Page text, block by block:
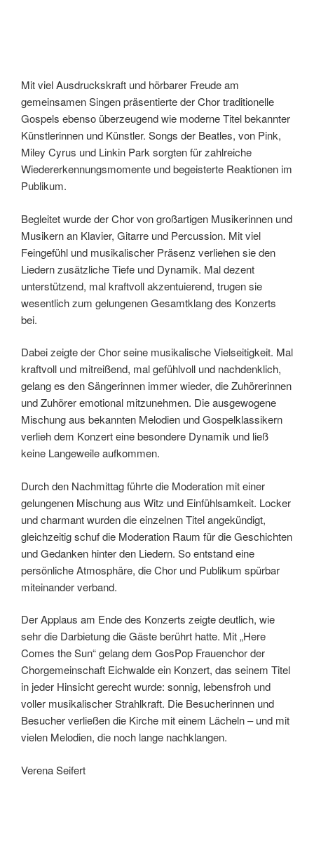
Mit viel Ausdruckskraft und hörbarer Freude am
gemeinsamen Singen präsentierte der Chor traditionelle
Gospels ebenso überzeugend wie moderne Titel bekannter
Künstlerinnen und Künstler. Songs der Beatles, von Pink,
Miley Cyrus und Linkin Park sorgten für zahlreiche
Wiedererkennungsmomente und begeisterte Reaktionen im
Publikum.
Begleitet wurde der Chor von großartigen Musikerinnen und
Musikern an Klavier, Gitarre und Percussion. Mit viel
Feingefühl und musikalischer Präsenz verliehen sie den
Liedern zusätzliche Tiefe und Dynamik. Mal dezent
unterstützend, mal kraftvoll akzentuierend, trugen sie
wesentlich zum gelungenen Gesamtklang des Konzerts
bei.
Dabei zeigte der Chor seine musikalische Vielseitigkeit. Mal
kraftvoll und mitreißend, mal gefühlvoll und nachdenklich,
gelang es den Sängerinnen immer wieder, die Zuhörerinnen
und Zuhörer emotional mitzunehmen. Die ausgewogene
Mischung aus bekannten Melodien und Gospelklassikern
verlieh dem Konzert eine besondere Dynamik und ließ
keine Langeweile aufkommen.
Durch den Nachmittag führte die Moderation mit einer
gelungenen Mischung aus Witz und Einfühlsamkeit. Locker
und charmant wurden die einzelnen Titel angekündigt,
gleichzeitig schuf die Moderation Raum für die Geschichten
und Gedanken hinter den Liedern. So entstand eine
persönliche Atmosphäre, die Chor und Publikum spürbar
miteinander verband.
Der Applaus am Ende des Konzerts zeigte deutlich, wie
sehr die Darbietung die Gäste berührt hatte. Mit „Here
Comes the Sun“ gelang dem GosPop Frauenchor der
Chorgemeinschaft Eichwalde ein Konzert, das seinem Titel
in jeder Hinsicht gerecht wurde: sonnig, lebensfroh und
voller musikalischer Strahlkraft. Die Besucherinnen und
Besucher verließen die Kirche mit einem Lächeln – und mit
vielen Melodien, die noch lange nachklangen.
Verena Seifert